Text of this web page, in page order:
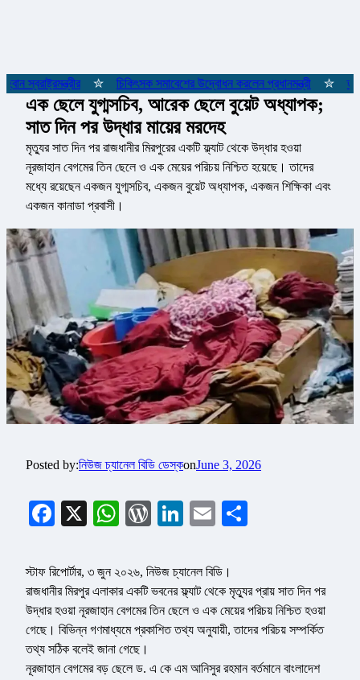
স্বরাষ্ট্রমন্ত্রীর ✮ চিকিৎসক সমাবেশের উদ্বোধন করলেন প্রধানমন্ত্রী
এক ছেলে যুগ্মসচিব, আরেক ছেলে বুয়েট অধ্যাপক;
সাত দিন পর উদ্ধার মায়ের মরদেহ
মৃত্যুর সাত দিন পর রাজধানীর মিরপুরের একটি ফ্ল্যাট থেকে উদ্ধার হওয়া
নূরজাহান বেগমের তিন ছেলে ও এক মেয়ের পরিচয় নিশ্চিত হয়েছে। তাদের
মধ্যে রয়েছেন একজন যুগ্মসচিব, একজন বুয়েট অধ্যাপক, একজন শিক্ষিকা এবং
একজন কানাডা প্রবাসী।
Posted by:নিউজ চ্যানেল বিডি ডেস্কonJune 3, 2026
Facebook
X WhatsApp
WordPress
LinkedIn
Email
স্টাফ রিপোর্টার, ৩ জুন ২০২৬, নিউজ চ্যানেল বিডি।
রাজধানীর মিরপুর এলাকার একটি ভবনের ফ্ল্যাট থেকে মৃত্যুর প্রায় সাত দিন পর
উদ্ধার হওয়া নূরজাহান বেগমের তিন ছেলে ও এক মেয়ের পরিচয় নিশ্চিত হওয়া
গেছে। বিভিন্ন গণমাধ্যমে প্রকাশিত তথ্য অনুযায়ী, তাদের পরিচয় সম্পর্কিত
তথ্য সঠিক বলেই জানা গেছে।
নূরজাহান বেগমের বড় ছেলে ড. এ কে এম আনিসুর রহমান বর্তমানে বাংলাদেশ